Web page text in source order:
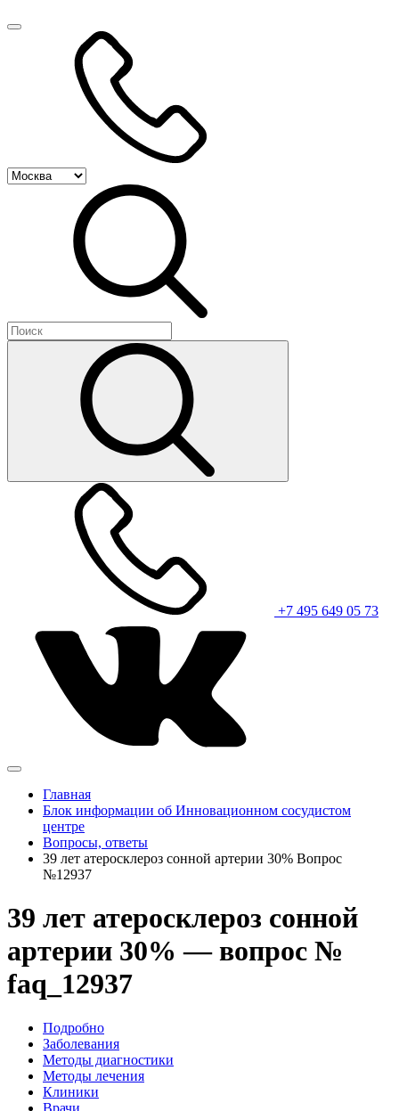
+7 495 649 05 73
Главная
Блок информации об Инновационном сосудистом
центре
Вопросы, ответы
39 лет атеросклероз сонной артерии 30% Вопрос
№12937
39 лет атеросклероз сонной
артерии 30% — вопрос №
faq_12937
Подробно
Заболевания
Методы диагностики
Методы лечения
Клиники
Врачи